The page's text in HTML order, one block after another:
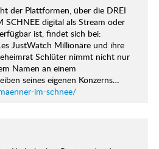
der Plattformen, über die DREI
SCHNEE digital als Stream oder
ist, findet sich bei:
JustWatch Millionäre und ihre
Schlüter nimmt nicht nur
Namen an einem
seines eigenen Konzerns…
im-schnee/